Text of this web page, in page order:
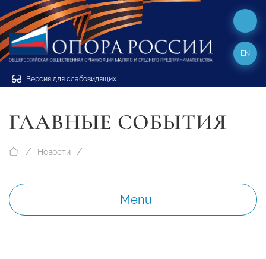
Версия для слабовидящих
EN
ГЛАВНЫЕ СОБЫТИЯ
Новости
Menu